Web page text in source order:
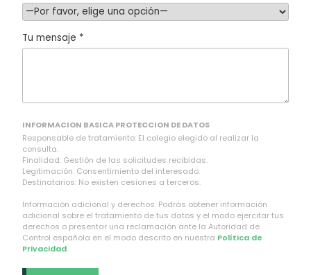
Tu mensaje *
INFORMACION BASICA PROTECCION DE DATOS
Responsable de tratamiento: El colegio elegido al realizar la
consulta.
Finalidad: Gestión de las solicitudes recibidas.
Legitimación: Consentimiento del interesado.
Destinatarios: No existen cesiones a terceros.
Información adicional y derechos: Podrás obtener información
adicional sobre el tratamiento de tus datos y el modo ejercitar tus
derechos o presentar una reclamación ante la Autoridad de
Control española en el modo descrito en nuestra Política de
Privacidad.